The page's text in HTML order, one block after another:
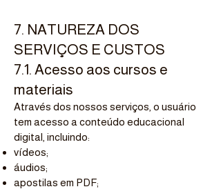
7. NATUREZA DOS
SERVIÇOS E CUSTOS
7.1. Acesso aos cursos e
materiais
Através dos nossos serviços, o usuário
tem acesso a conteúdo educacional
digital, incluindo:
vídeos;
áudios;
apostilas em PDF;